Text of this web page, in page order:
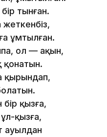
бір тынған.
ұмтылған.
ол — ақын,
қонатын.
қырындап,
қызға,
қызға,
ауылдан